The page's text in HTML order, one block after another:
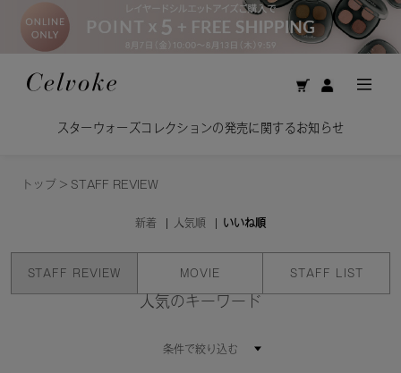
スターウォーズコレクションの発売に関するお知らせ
トップ > STAFF REVIEW
新着 人気順 いいね順
STAFF REVIEW MOVIE STAFF LIST
人気のキーワード
条件で絞り込む